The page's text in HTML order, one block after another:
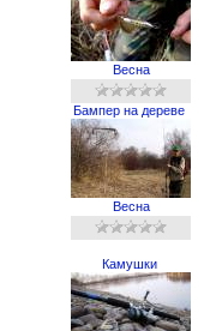
Весна
Бампер на дереве
Весна
Камушки